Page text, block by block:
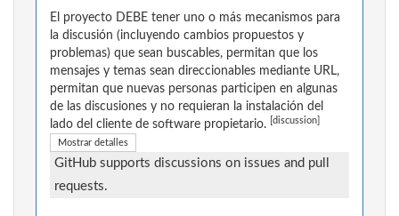
El proyecto DEBE tener uno o más mecanismos para
la discusión (incluyendo cambios propuestos y
problemas) que sean buscables, permitan que los
mensajes y temas sean direccionables mediante URL,
permitan que nuevas personas participen en algunas
de las discusiones y no requieran la instalación del
lado del cliente de software propietario.
[discussion]
Mostrar detalles
GitHub supports discussions on issues and pull
requests.